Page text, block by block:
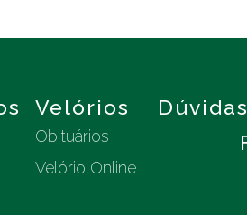
Velórios
Obituários
Velório Online